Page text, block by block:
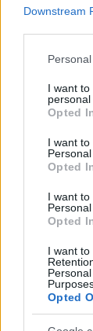
Downstream
Please note
not limited
grant or
use your
consent
I want
personal
Opted
I want
Personal
Opted
I want
Opted
I want to
Opted
– Van-e
– A
– Szabad-e
Megannyi
akarják,
önnön
Vajon a
választásra?